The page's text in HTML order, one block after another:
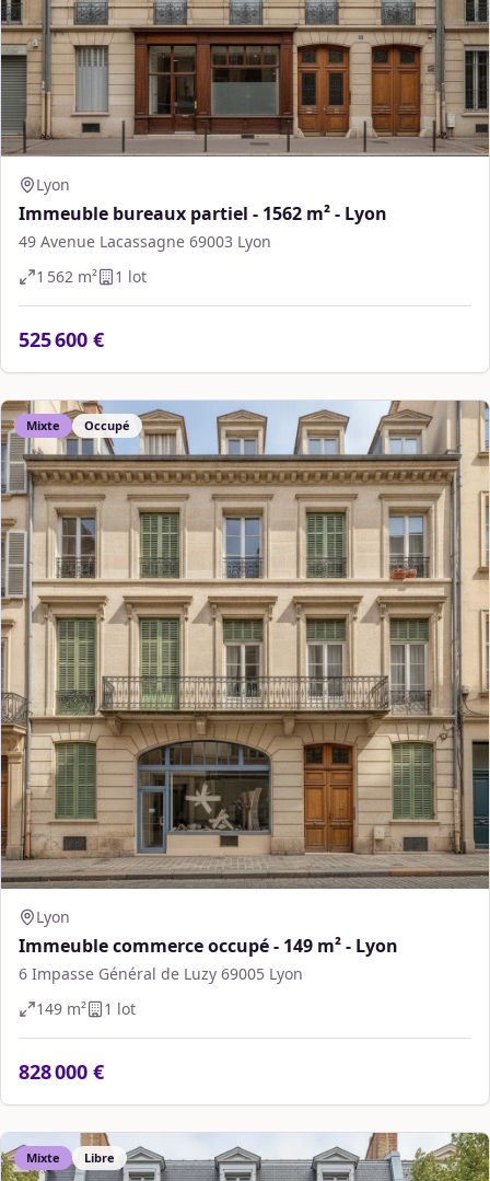
Lyon
Immeuble bureaux partiel - 1562 m² - Lyon
49 Avenue Lacassagne 69003 Lyon
1 562 m² 1 lot
525 600 €
Mixte Occupé
Lyon
Immeuble commerce occupé - 149 m² - Lyon
6 Impasse Général de Luzy 69005 Lyon
149 m² 1 lot
828 000 €
Mixte Libre